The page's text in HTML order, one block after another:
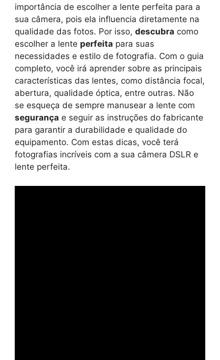
importância de escolher a lente perfeita para a
sua câmera, pois ela influencia diretamente na
qualidade das fotos. Por isso, descubra como
escolher a lente perfeita para suas
necessidades e estilo de fotografia. Com o guia
completo, você irá aprender sobre as principais
características das lentes, como distância focal,
abertura, qualidade óptica, entre outras. Não
se esqueça de sempre manusear a lente com
segurança e seguir as instruções do fabricante
para garantir a durabilidade e qualidade do
equipamento. Com estas dicas, você terá
fotografias incríveis com a sua câmera DSLR e
lente perfeita.